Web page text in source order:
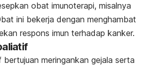
obat imunoterapi, misalnya
ini bekerja dengan menghambat
respons imun terhadap kanker.
meringankan gejala serta